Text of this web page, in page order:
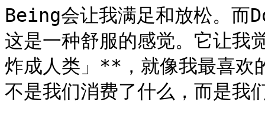
Being会让我满足和放松。而
这是一种舒服的感觉。它让
炸成人类」**，就像我最喜欢
不是我们消费了什么，而是我